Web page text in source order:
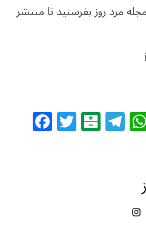
مرد روز بفرستید تا منتشر
F
a T
w B
al T
el
ra
m